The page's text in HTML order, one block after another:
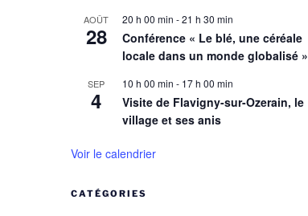
AOÛT
28
20 h 00 min -21 h 30 min
Conférence « Le blé, une céréale
locale dans un monde globalisé »
SEP
4
10 h 00 min - 17 h 00 min
Visite de Flavigny-sur-Ozerain, le
village et ses anis
Voir le calendrier
CATÉGORIES